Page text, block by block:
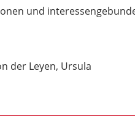
und
der Leyen, Ursula